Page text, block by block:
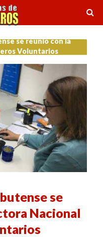
se reunió con la
Voluntarios
se
Nacional